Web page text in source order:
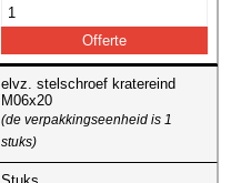
elvz. stelschroef kratereind
M06x20
(de verpakkingseenheid is 1
stuks)